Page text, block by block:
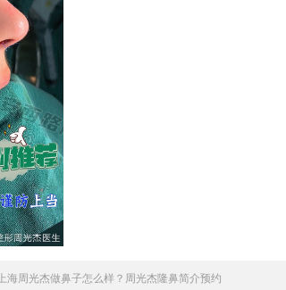
上海周光杰做鼻子怎么样？周光杰隆鼻简介预约